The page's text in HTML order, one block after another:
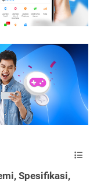
Spesifikasi,